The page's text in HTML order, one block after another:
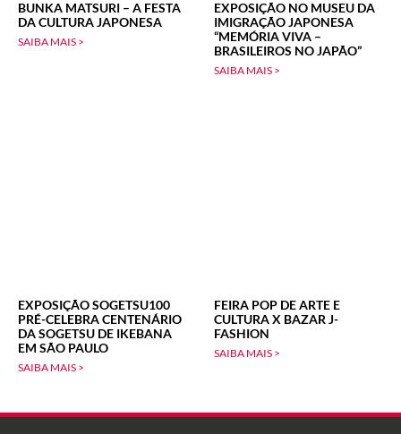
BUNKA MATSURI – A FESTA
DA CULTURA JAPONESA
SAIBA MAIS >
EXPOSIÇÃO NO MUSEU DA
IMIGRAÇÃO JAPONESA
“MEMÓRIA VIVA –
BRASILEIROS NO JAPÃO”
SAIBA MAIS >
EXPOSIÇÃO SOGETSU100
PRÉ-CELEBRA CENTENÁRIO
DA SOGETSU DE IKEBANA
EM SÃO PAULO
SAIBA MAIS >
FEIRA POP DE ARTE E
CULTURA X BAZAR J-
FASHION
SAIBA MAIS >